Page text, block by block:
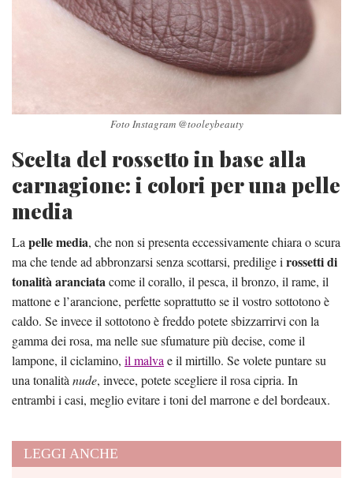
Foto Instagram @tooleybeauty
Scelta del rossetto in base alla
carnagione: i colori per una pelle
media
Lapelle media, che non si presenta eccessivamente chiara o scura
ma che tende ad abbronzarsi senza scottarsi, predilige irossetti di
tonalità aranciatacome il corallo, il pesca, il bronzo, il rame, il
mattone e l’arancione, perfette soprattutto se il vostro sottotono è
caldo. Se invece il sottotono è freddo potete sbizzarrirvi con la
gamma dei rosa, ma nelle sue sfumature più decise, come il
lampone, il ciclamino, il malvae il mirtillo. Se volete puntare su
una tonalitànude, invece, potete scegliere il rosa cipria. In
entrambi i casi, meglio evitare i toni del marrone e del bordeaux.
LEGGI ANCHE